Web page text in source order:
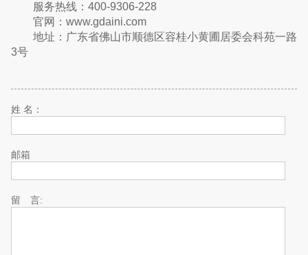
服务热线：400-9306-228
官网：www.gdaini.com
地址：广东省佛山市顺德区容桂小黄圃居委会科苑一路
3号
姓 名：
邮箱
留 言: